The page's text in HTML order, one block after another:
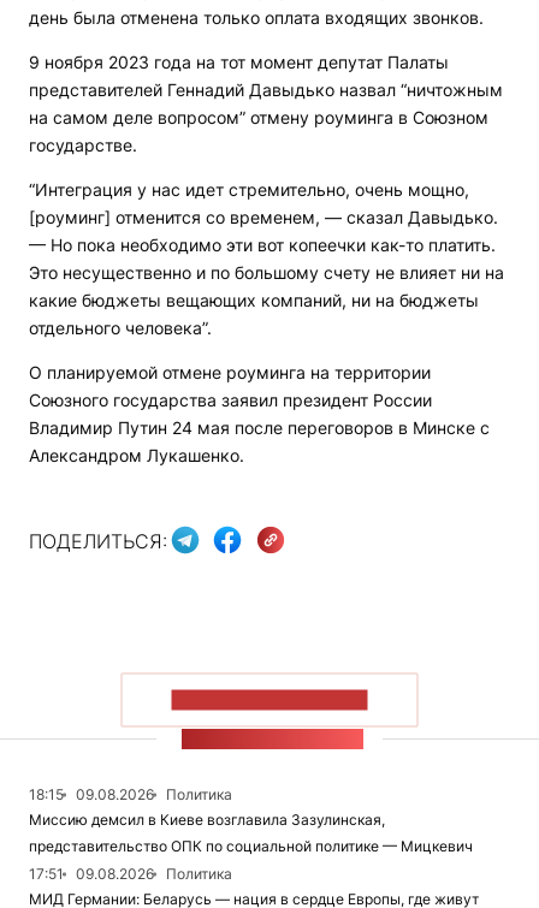
день была отменена только оплата входящих звонков.
9 ноября 2023 года на тот момент депутат Палаты
представителей Геннадий Давыдько назвал “ничтожным
на самом деле вопросом” отмену роуминга в Союзном
государстве.
“Интеграция у нас идет стремительно, очень мощно,
[роуминг] отменится со временем, — сказал Давыдько.
— Но пока необходимо эти вот копеечки как-то платить.
Это несущественно и по большому счету не влияет ни на
какие бюджеты вещающих компаний, ни на бюджеты
отдельного человека”.
О планируемой отмене роуминга на территории
Союзного государства заявил президент России
Владимир Путин 24 мая после переговоров в Минске с
Александром Лукашенко.
ПОДЕЛИТЬСЯ:
18:15 09.08.2026
Политика
Миссию демсил в Киеве возглавила Зазулинская,
представительство ОПК по социальной политике — Мицкевич
17:51
09.08.2026
Политика
МИД Германии: Беларусь — нация в сердце Европы, где живут